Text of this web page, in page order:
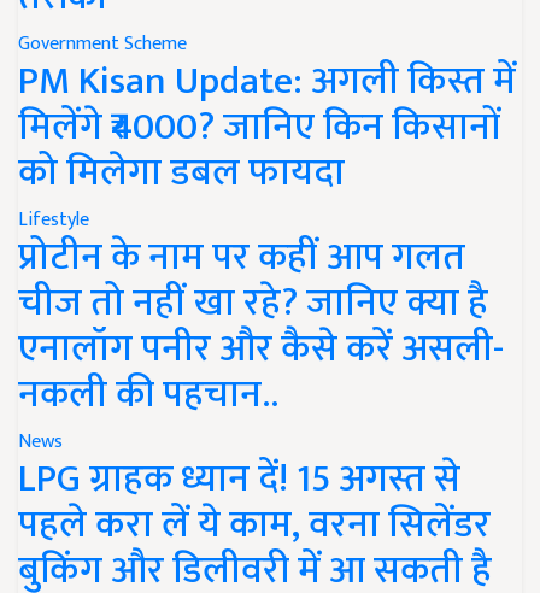
Government Scheme
PM Kisan Update: अगली किस्त में
मिलेंगे ₹4000? जानिए किन किसानों
को मिलेगा डबल फायदा
Lifestyle
प्रोटीन के नाम पर कहीं आप गलत
चीज तो नहीं खा रहे? जानिए क्या है
एनालॉग पनीर और कैसे करें असली-
नकली की पहचान..
News
LPG ग्राहक ध्यान दें! 15 अगस्त से
पहले करा लें ये काम, वरना सिलेंडर
बुकिंग और डिलीवरी में आ सकती है